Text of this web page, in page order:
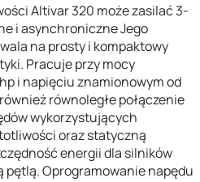
Altivar 320 może zasilać 3-
i asynchroniczne Jego
na prosty i kompaktowy
Pracuje przy mocy
i napięciu znamionowym od
równoległe połączenie
wykorzystujących
oraz statyczną
energii dla silników
Oprogramowanie napędu